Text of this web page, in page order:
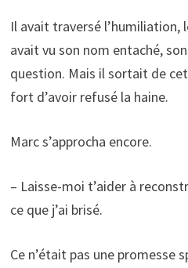
Il avait traversé l’humiliation,
avait vu son nom entaché,
question. Mais il sortait de
fort d’avoir refusé la haine.
Marc s’approcha encore.
– Laisse-moi t’aider à
ce que j’ai brisé.
Ce n’était pas une promesse